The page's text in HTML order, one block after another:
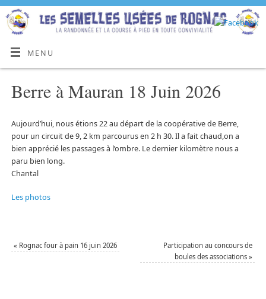
MENU
Berre à Mauran 18 Juin 2026
Aujourd’hui, nous étions 22 au départ de la coopérative de Berre,
pour un circuit de 9, 2 km parcourus en 2 h 30. Il a fait chaud,on a
bien apprécié les passages à l’ombre. Le dernier kilomètre nous a
paru bien long.
Chantal
Les photos
« Rognac four à pain 16 juin 2026
Participation au concours de
boules des associations»